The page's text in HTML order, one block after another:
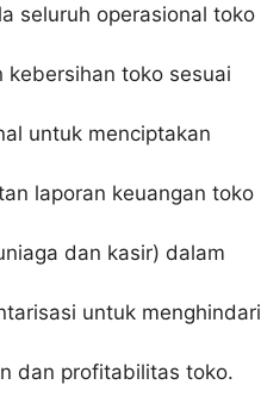
seluruh operasional toko
toko sesuai
untuk menciptakan
laporan keuangan toko
dan kasir) dalam
untuk menghindari
dan profitabilitas toko.